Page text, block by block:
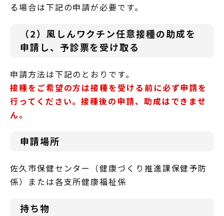
る場合は下記の申請が必要です。
（2）風しんワクチン任意接種の助成を
申請し、予診票を受け取る
申請方法は下記のとおりです。
接種をご希望の方は接種を受ける前に必ず申請を
行ってください。接種後の申請、助成はできませ
ん。
申請場所
佐久市保健センター（健康づくり推進課保健予防
係）または各支所健康福祉係
持ち物